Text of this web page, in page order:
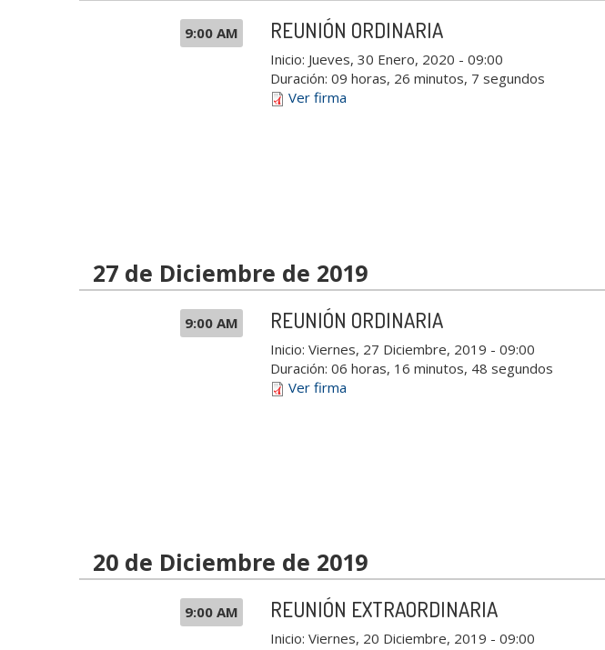
9:00 AM REUNIÓN ORDINARIA
Inicio: Jueves, 30 Enero, 2020 - 09:00
Duración: 09 horas, 26 minutos, 7 segundos
Ver firma
27 de Diciembre de 2019
9:00 AM REUNIÓN ORDINARIA
Inicio: Viernes, 27 Diciembre, 2019 - 09:00
Duración: 06 horas, 16 minutos, 48 segundos
Ver firma
20 de Diciembre de 2019
9:00 AM REUNIÓN EXTRAORDINARIA
Inicio: Viernes, 20 Diciembre, 2019 - 09:00